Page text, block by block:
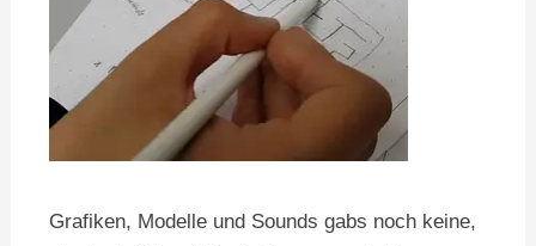
Grafiken, Modelle und Sounds gabs noch keine,